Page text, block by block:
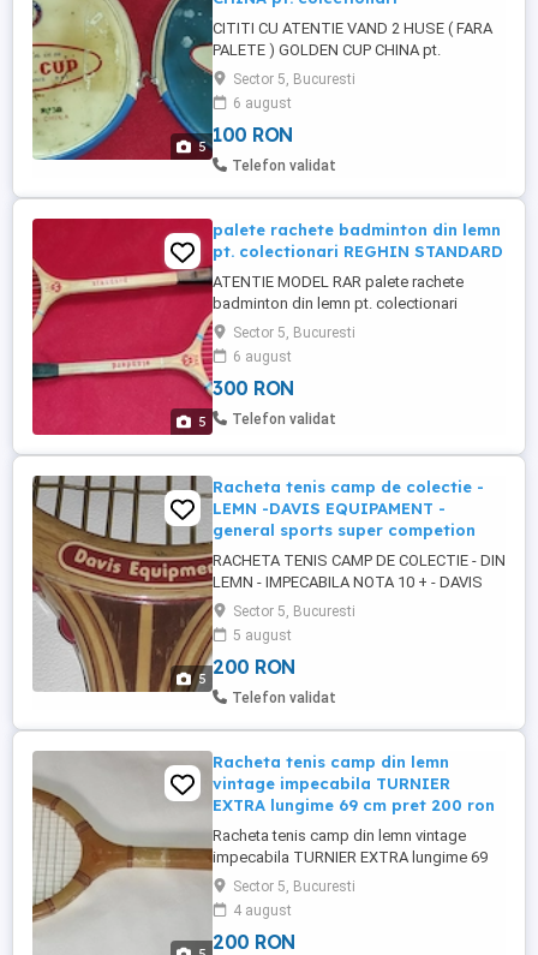
5
CITITI CU ATENTIE VAND 2 HUSE ( FARA
PALETE ) GOLDEN CUP CHINA pt.
colectionari pret fix 100 ron ambele poze
reale
Sector 5, Bucuresti
6 august
100 RON
Telefon validat
5
palete rachete badminton din lemn
pt. colectionari REGHIN STANDARD
ATENTIE MODEL RAR palete rachete
badminton din lemn pt. colectionari
REGHIN STANDARD lungime 64. cm PRET
300 RON 2 BUCATI
Sector 5, Bucuresti
6 august
300 RON
Telefon validat
5
Racheta tenis camp de colectie -
LEMN -DAVIS EQUIPAMENT -
general sports super competion
RACHETA TENIS CAMP DE COLECTIE - DIN
LEMN - IMPECABILA NOTA 10 + - DAVIS
EQUIPAMENT GENERAL SPORTS SUPER
COMPETITION lungime 68.5 cm pret fix
200 ron
Sector 5, Bucuresti
5 august
200 RON
Telefon validat
Racheta tenis camp din lemn
vintage impecabila TURNIER
EXTRA lungime 69 cm pret 200 ron
Racheta tenis camp din lemn vintage
impecabila TURNIER EXTRA lungime 69
cm poze reale pret 200 ron
Sector 5, Bucuresti
4 august
200 RON